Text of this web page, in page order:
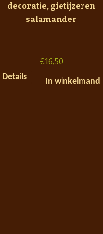
decoratie, gietijzeren
salamander
€16,50
Details
In winkelmand